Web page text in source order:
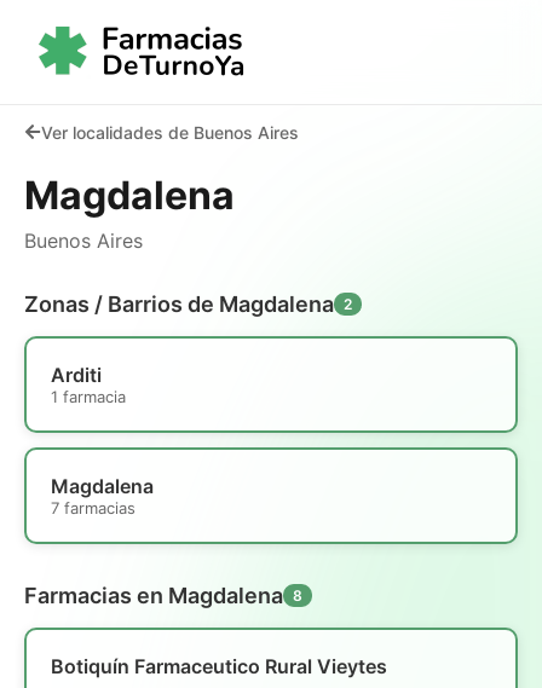
Ver localidades de Buenos Aires
Magdalena
Buenos Aires
Zonas / Barrios de Magdalena 2
Arditi
1 farmacia
Magdalena
7 farmacias
Farmacias en Magdalena 8
Botiquín Farmaceutico Rural Vieytes